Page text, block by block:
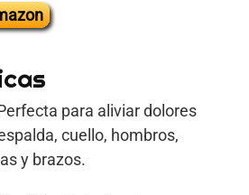
para aliviar dolores
cuello, hombros,
y brazos.